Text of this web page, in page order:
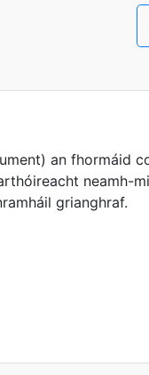
an fhormáid
neamh-
grianghraf.